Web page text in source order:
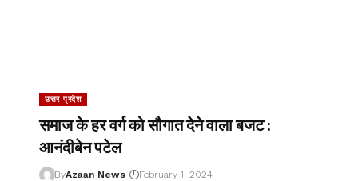
उत्तर प्रदेश
समाज के हर वर्ग को सौगात देने वाला बजट :
आनंदीबेन पटेल
ByAzaan News February 1, 2024